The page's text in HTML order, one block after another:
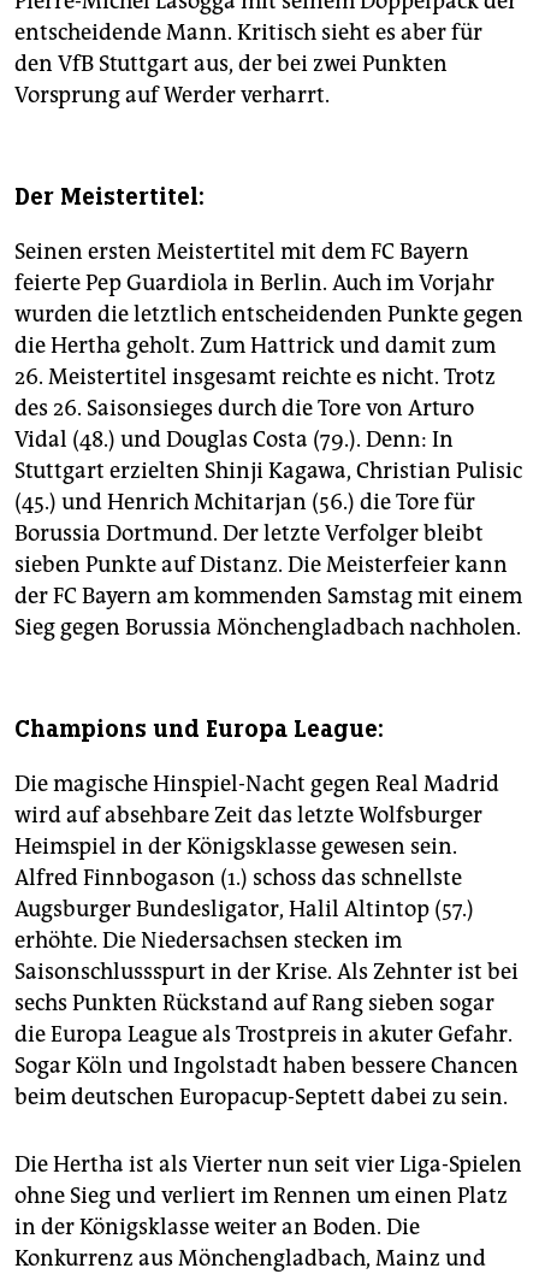
entscheidende Mann. Kritisch sieht es aber für
den VfB Stuttgart aus, der bei zwei Punkten
Vorsprung auf Werder verharrt.
Der Meistertitel:
Seinen ersten Meistertitel mit dem FC Bayern
feierte Pep Guardiola in Berlin. Auch im Vorjahr
wurden die letztlich entscheidenden Punkte gegen
die Hertha geholt. Zum Hattrick und damit zum
26. Meistertitel insgesamt reichte es nicht. Trotz
des 26. Saisonsieges durch die Tore von Arturo
Vidal (48.) und Douglas Costa (79.). Denn: In
Stuttgart erzielten Shinji Kagawa, Christian Pulisic
(45.) und Henrich Mchitarjan (56.) die Tore für
Borussia Dortmund. Der letzte Verfolger bleibt
sieben Punkte auf Distanz. Die Meisterfeier kann
der FC Bayern am kommenden Samstag mit einem
Sieg gegen Borussia Mönchengladbach nachholen.
Champions und Europa League:
Die magische Hinspiel-Nacht gegen Real Madrid
wird auf absehbare Zeit das letzte Wolfsburger
Heimspiel in der Königsklasse gewesen sein.
Alfred Finnbogason (1.) schoss das schnellste
Augsburger Bundesligator, Halil Altintop (57.)
erhöhte. Die Niedersachsen stecken im
Saisonschlussspurt in der Krise. Als Zehnter ist bei
sechs Punkten Rückstand auf Rang sieben sogar
die Europa League als Trostpreis in akuter Gefahr.
Sogar Köln und Ingolstadt haben bessere Chancen
beim deutschen Europacup-Septett dabei zu sein.
Die Hertha ist als Vierter nun seit vier Liga-Spielen
ohne Sieg und verliert im Rennen um einen Platz
in der Königsklasse weiter an Boden. Die
Konkurrenz aus Mönchengladbach, Mainz und